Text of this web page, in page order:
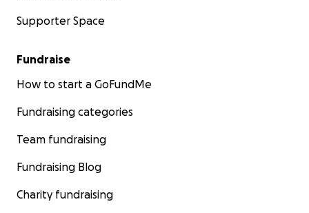
Supporter Space
Fundraise
How to start a GoFundMe
Fundraising categories
Team fundraising
Fundraising Blog
Charity fundraising